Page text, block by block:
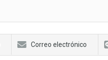
Correo electrónico